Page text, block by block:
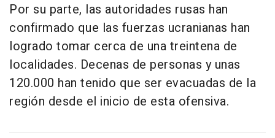
Por su parte, las autoridades rusas han
confirmado que las fuerzas ucranianas han
logrado tomar cerca de una treintena de
localidades. Decenas de personas y unas
120.000 han tenido que ser evacuadas de la
región desde el inicio de esta ofensiva.